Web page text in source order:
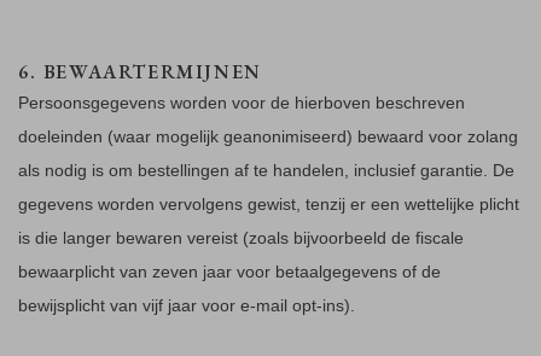
6. BEWAARTERMIJNEN
Persoonsgegevens worden voor de hierboven beschreven
doeleinden (waar mogelijk geanonimiseerd) bewaard voor zolang
als nodig is om bestellingen af te handelen, inclusief garantie. De
gegevens worden vervolgens gewist, tenzij er een wettelijke plicht
is die langer bewaren vereist (zoals bijvoorbeeld de fiscale
bewaarplicht van zeven jaar voor betaalgegevens of de
bewijsplicht van vijf jaar voor e-mail opt-ins).